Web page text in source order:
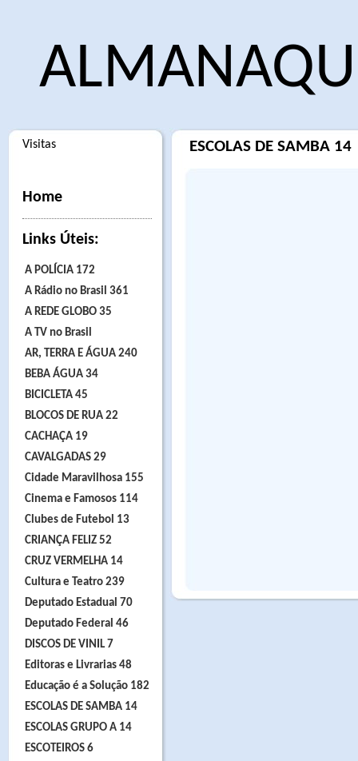
Visitas
Home
Links Úteis:
A POLÍCIA 172
A Rádio no Brasil 361
A REDE GLOBO 35
A TV no Brasil
AR, TERRA E ÁGUA 240
BEBA ÁGUA 34
BICICLETA 45
BLOCOS DE RUA 22
CACHAÇA 19
CAVALGADAS 29
Cidade Maravilhosa 155
Cinema e Famosos 114
Clubes de Futebol 13
CRIANÇA FELIZ 52
CRUZ VERMELHA 14
Cultura e Teatro 239
Deputado Estadual 70
Deputado Federal 46
DISCOS DE VINIL 7
Editoras e Livrarias 48
Educação é a Solução 182
ESCOLAS DE SAMBA 14
ESCOLAS GRUPO A 14
ESCOTEIROS 6
ESCOLAS DE SAMBA 14